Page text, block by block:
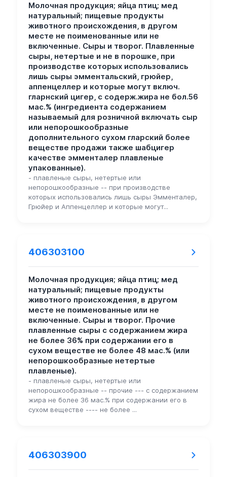
Молочная продукция; яйца птиц; мед
натуральный; пищевые продукты
животного происхождения, в другом
месте не поименованные или не
включенные. Сыры и творог. Плавленные
сыры, нетертые и не в порошке, при
производстве которых использовались
лишь сыры эмментальский, грюйер,
аппенцеллер и которые могут включ.
гларнский цигер, с содерж.жира не бол.56
мас.% (ингредиента содержанием
называемый для розничной включать сыр
или непорошкообразные
дополнительного сухом гларский более
веществе продажи также шабцигер
качестве эмменталер плавленые
упакованные).
- плавленые сыры, нетертые или
непорошкообразные -- при производстве
которых использовались лишь сыры Эмменталер,
Грюйер и Аппенцеллер и которые могут...
406303100
Молочная продукция; яйца птиц; мед
натуральный; пищевые продукты
животного происхождения, в другом
месте не поименованные или не
включенные. Сыры и творог. Прочие
плавленные сыры с содержанием жира
не более 36% при содержании его в
сухом веществе не более 48 мас.% (или
непорошкообразные нетертые
плавленые).
- плавленые сыры, нетертые или
непорошкообразные -- прочие --- с содержанием
жира не более 36 мас.% при содержании его в
сухом веществе ---- не более ...
406303900